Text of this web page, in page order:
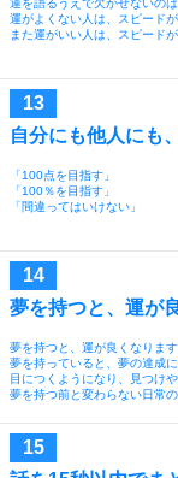
運がよくない人は、スピード
また運がいい人は、スピード
自分にも他人にも
「100点を目指す」
「100％を目指す」
「間違ってはいけない」
夢を持つと、運が
夢を持つと、運が良くなります
夢を持っていると、夢の達成
目につくようになり、見つけ
夢を持つ前と変わらない日常の